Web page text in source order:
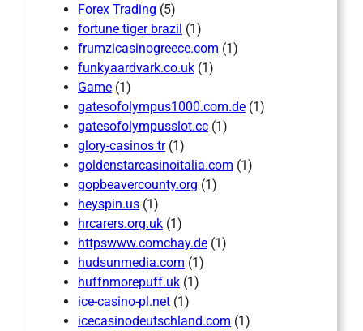
Forex Trading (5)
fortune tiger brazil (1)
frumzicasinogreece.com (1)
funkyaardvark.co.uk (1)
Game (1)
gatesofolympus1000.com.de (1)
gatesofolympusslot.cc (1)
glory-casinos tr(1)
goldenstarcasinoitalia.com (1)
gopbeavercounty.org (1)
heyspin.us (1)
hrcarers.org.uk (1)
httpswww.comchay.de (1)
hudsunmedia.com (1)
huffnmorepuff.uk (1)
ice-casino-pl.net (1)
icecasinodeutschland.com (1)